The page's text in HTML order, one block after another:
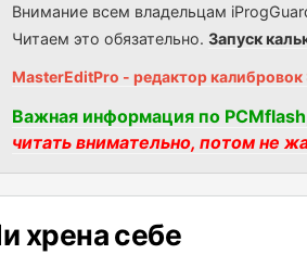
Внимание всем владельцам
Читаем это обязательно.Запуск
MasterEditPro - редактор
Важная информация по
читать внимательно, потом не
хрена себе